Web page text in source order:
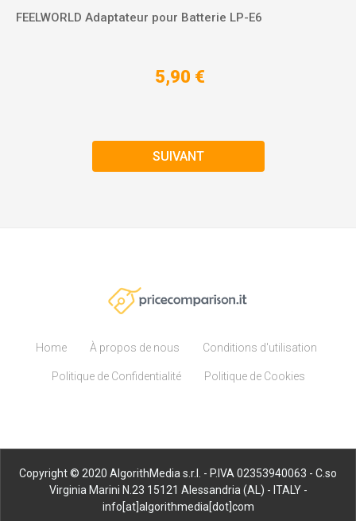
FEELWORLD Adaptateur pour Batterie LP-E6
5,90 €
SUIVANT
Home À propos de nous Conditions d'utilisation
Politique de Confidentialité Politique de Cookies
Copyright © 2020 AlgorithMedia s.r.l. - P.IVA 02353940063 - C.so
Virginia Marini N.23 15121 Alessandria (AL) - ITALY -
info[at]algorithmedia[dot]com